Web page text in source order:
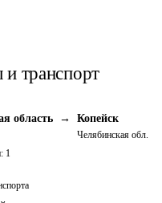
транспорт
область → Копейск
Челябинская обл.
1